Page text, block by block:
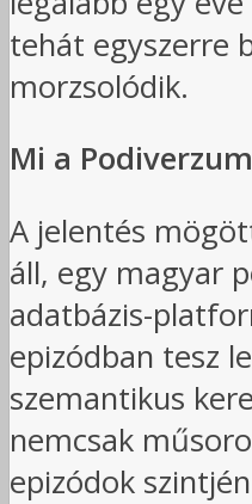
tehát egyszerre
morzsolódik.
Mi a
A jelentés
áll, egy magyar
adatbázis-
epizódban tesz
szemantikus
nemcsak
epizódok